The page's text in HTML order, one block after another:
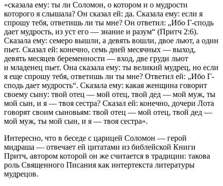
«сказала ему: ты ли Соломон, о котором и о мудрости
которого я слышала? Он сказал ей: да. Сказала ему: если я
спрошу тебя, ответишь ли ты мне? Он ответил: „Ибо Г-сподь
дает мудрость, из уст его — знание и разум“ (Притч 2:6).
Сказала ему: семеро вышли, а девять вошли, двое льют, а один
пьет. Сказал ей: конечно, семь дней месячных — выход,
девять месяцев беременности — вход, две груди льют
и младенец пьет. Она сказала ему: ты великий мудрец, но если
я еще спрошу тебя, ответишь ли ты мне? Ответил ей: „Ибо Г-
сподь дает мудрость“. Сказала ему: какая женщина говорит
своему сыну: твой отец — мой отец, твой дед — мой муж, ты
мой сын, и я — твоя сестра? Сказал ей: конечно, дочери Лота
говорят своим сыновьям: твой отец — мой отец, твой дед —
мой муж, ты мой сын, и я — твоя сестра».
Интересно, что в беседе с царицей Соломон — герой
мидраша — отвечает ей цитатами из библейской Книги
Притч, автором которой он же считается в традиции: такова
роль Священного Писания как интертекста литературы
мудрецов.